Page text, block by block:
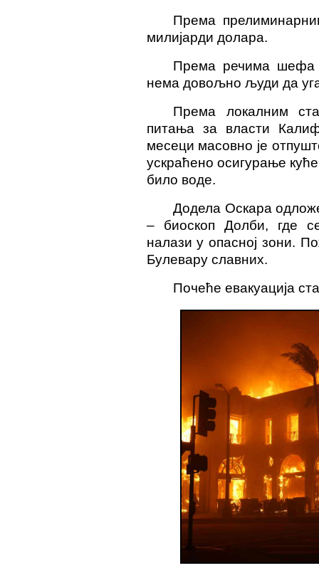
Према
милијарди долара.
Према речима шефа
нема довољно људи да
Према локалним
питања за власти
месеци масовно је
ускраћено осигурање
било воде.
Додела Оскара
– биоскоп Долби, где
налази у опасној зони.
Булевару славних.
Почеће евакуација